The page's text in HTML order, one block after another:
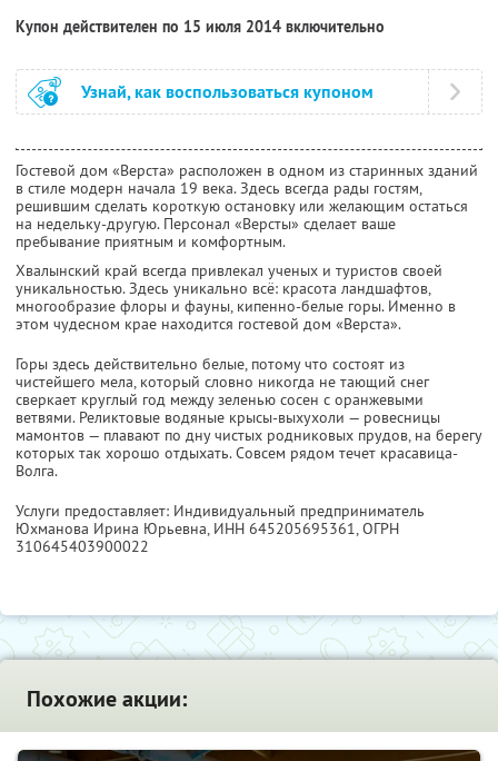
Купон действителен по 15 июля 2014 включительно
Узнай, как воспользоваться купоном
Гостевой дом «Верста» расположен в одном из старинных зданий
в стиле модерн начала 19 века. Здесь всегда рады гостям,
решившим сделать короткую остановку или желающим остаться
на недельку-другую. Персонал «Версты» сделает ваше
пребывание приятным и комфортным.
Хвалынский край всегда привлекал ученых и туристов своей
уникальностью. Здесь уникально всё: красота ландшафтов,
многообразие флоры и фауны, кипенно-белые горы. Именно в
этом чудесном крае находится гостевой дом «Верста».
Горы здесь действительно белые, потому что состоят из
чистейшего мела, который словно никогда не тающий снег
сверкает круглый год между зеленью сосен с оранжевыми
ветвями. Реликтовые водяные крысы-выхухоли — ровесницы
мамонтов — плавают по дну чистых родниковых прудов, на берегу
которых так хорошо отдыхать. Совсем рядом течет красавица-
Волга.
Услуги предоставляет: Индивидуальный предприниматель
Юхманова Ирина Юрьевна, ИНН 645205695361, ОГРН
310645403900022
Похожие акции: